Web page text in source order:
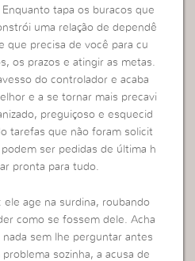
tapa os buracos que
uma relação de dependê
que precisa de você para cu
os prazos e atingir as metas.
do controlador e acaba
e a se tornar mais precavi
preguiçoso e esquecid
tarefas que não foram solicit
ser pedidas de última h
pronta para tudo.
: ele age na surdina, roubando
como se fossem dele. Acha
sem lhe perguntar antes
sozinha, a acusa de